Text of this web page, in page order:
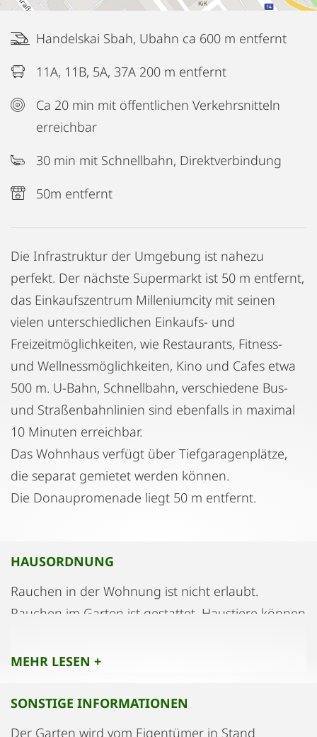
Handelskai Sbah, Ubahn ca 600 m entfernt
11A, 11B, 5A, 37A 200 m entfernt
Ca 20 min mit öffentlichen Verkehrsnitteln
erreichbar
30 min mit Schnellbahn, Direktverbindung
50m entfernt
Die Infrastruktur der Umgebung ist nahezu
perfekt. Der nächste Supermarkt ist 50 m entfernt,
das Einkaufszentrum Milleniumcity mit seinen
vielen unterschiedlichen Einkaufs- und
Freizeitmöglichkeiten, wie Restaurants, Fitness-
und Wellnessmöglichkeiten, Kino und Cafes etwa
500 m. U-Bahn, Schnellbahn, verschiedene Bus-
und Straßenbahnlinien sind ebenfalls in maximal
10 Minuten erreichbar.
Das Wohnhaus verfügt über Tiefgaragenplätze,
die separat gemietet werden können.
Die Donaupromenade liegt 50 m entfernt.
HAUSORDNUNG
Rauchen in der Wohnung ist nicht erlaubt.
Rauchen im Garten ist gestattet. Haustiere können
Ortsübliche Ruhezeiten (22 Uhr - 6 Uhr) sind
MEHR LESEN +
SONSTIGE INFORMATIONEN
Der Garten wird vom Eigentümer in Stand